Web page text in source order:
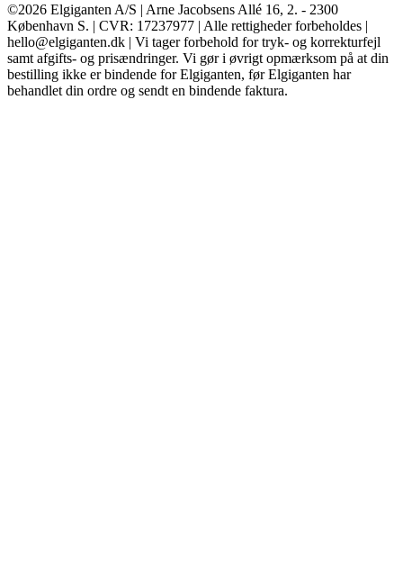
©2026 Elgiganten A/S | Arne Jacobsens Allé 16, 2. - 2300
København S. | CVR: 17237977 | Alle rettigheder forbeholdes |
hello@elgiganten.dk | Vi tager forbehold for tryk- og korrekturfejl
samt afgifts- og prisændringer. Vi gør i øvrigt opmærksom på at din
bestilling ikke er bindende for Elgiganten, før Elgiganten har
behandlet din ordre og sendt en bindende faktura.